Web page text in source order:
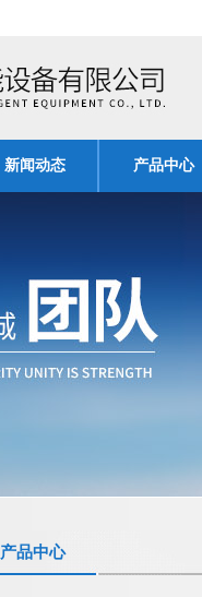
新闻动态 产品中心
产品中心